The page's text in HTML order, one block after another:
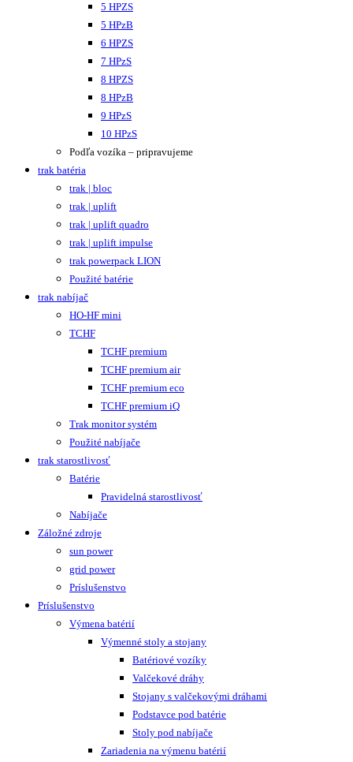
5 HPZS
5 HPzB
6 HPZS
7 HPzS
8 HPZS
8 HPzB
9 HPzS
10 HPzS
Podľa vozíka – pripravujeme
trak batéria
trak | bloc
trak | uplift
trak | uplift quadro
trak | uplift impulse
trak powerpack LION
Použité batérie
trak nabíjač
HO-HF mini
TCHF
TCHF premium
TCHF premium air
TCHF premium eco
TCHF premium iQ
Trak monitor systém
Použité nabíjače
trak starostlivosť
Batérie
Pravidelná starostlivosť
Nabíjače
Záložné zdroje
sun power
grid power
Príslušenstvo
Príslušenstvo
Výmena batérií
Výmenné stoly a stojany
Batériové vozíky
Valčekové dráhy
Stojany s valčekovými dráhami
Podstavce pod batérie
Stoly pod nabíjače
Zariadenia na výmenu batérií